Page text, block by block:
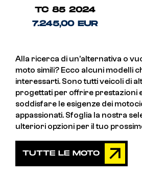
TC 85 2024
7.245,00 EUR
Alla ricerca di un'alternativa o
moto simili? Ecco alcuni modelli
interessarti. Sono tutti veicoli di
progettati per offrire prestazioni
soddisfare le esigenze dei
appassionati. Sfoglia la nostra
ulteriori opzioni per il tuo
TUTTE LE MOTO